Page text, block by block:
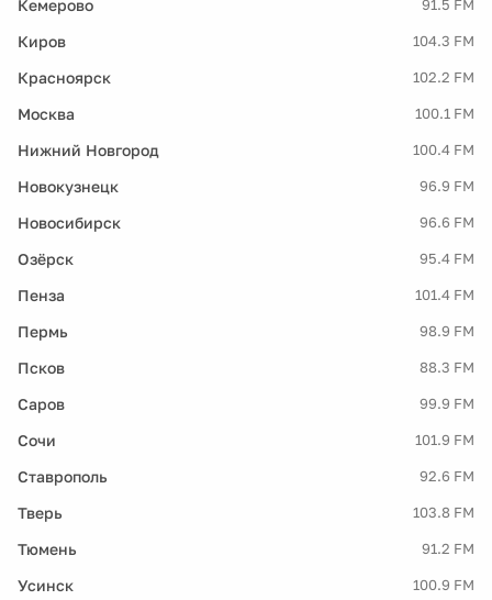
Кемерово 91.5 FM
Киров 104.3 FM
Красноярск 102.2 FM
Москва 100.1 FM
Нижний Новгород 100.4 FM
Новокузнецк 96.9 FM
Новосибирск 96.6 FM
Озёрск 95.4 FM
Пенза 101.4 FM
Пермь 98.9 FM
Псков 88.3 FM
Саров 99.9 FM
Сочи 101.9 FM
Ставрополь 92.6 FM
Тверь 103.8 FM
Тюмень 91.2 FM
Усинск 100.9 FM